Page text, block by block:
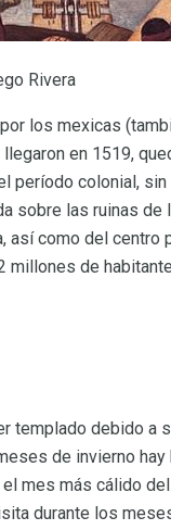
Rivera
los mexicas
en 1519,
período colonial,
sobre las ruinas
como del centro
de
templado debido a
de invierno
el mes más cálido
durante los